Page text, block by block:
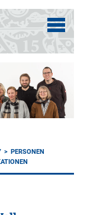
PERSONEN